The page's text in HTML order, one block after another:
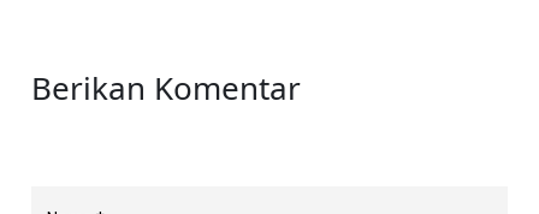
Berikan Komentar